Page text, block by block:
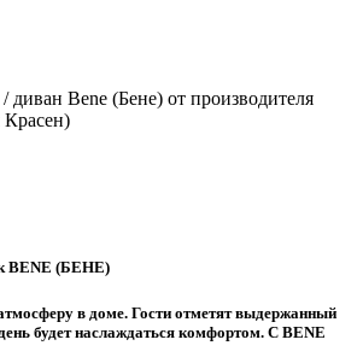
BENE (БЕНЕ)
в доме. Гости отметят выдержанный
будет наслаждаться комфортом. С BENE